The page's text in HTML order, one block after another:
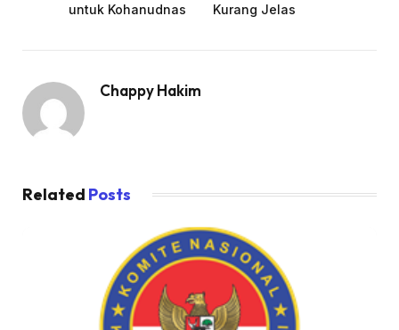
untuk Kohanudnas
Kurang Jelas
Chappy Hakim
Related Posts